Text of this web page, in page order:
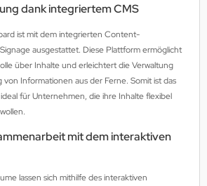
dank integriertem CMS
ist mit dem integrierten Content-
ausgestattet. Diese Plattform ermöglicht
über Inhalte und erleichtert die Verwaltung
von Informationen aus der Ferne. Somit ist das
für Unternehmen, die ihre Inhalte flexibel
mit dem interaktiven
lassen sich mithilfe des interaktiven